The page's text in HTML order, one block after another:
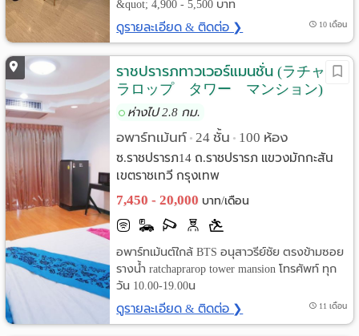
&quot; 4,900 - 5,500 บาท
ดูรายละเอียด & ติดต่อ ❯ 10 เดือน
ราชปรารภทาวเวอร์แมนชั่น (ラチャプ
ラロップ タワー マンション)
ห่างไป 2.8 กม.
อพาร์ทเม้นท์ • 24 ชั้น • 100 ห้อง
ซ.ราชปรารภ14 ถ.ราชปรารภ แขวงมักกะสัน
เขตราชเทวี กรุงเทพ
7,450 - 20,000 บาท/เดือน
อพาร์ทเม้นต์ใกล้ BTS อนุสาวรีย์ชัย ตรงข้ามซอย
รางน้ำ ratchaprarop tower mansion โทรศัพท์ ทุก
วัน 10.00-19.00น
ดูรายละเอียด & ติดต่อ ❯ 11 เดือน